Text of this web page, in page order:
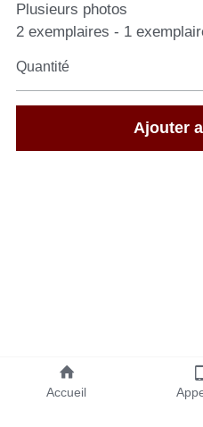
Plusieurs photos
2 exemplaires - 1
Quantité
Ajouter
Accueil